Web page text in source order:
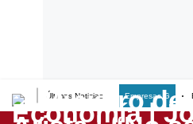
Últimas Noticias Empresas G
Lo último